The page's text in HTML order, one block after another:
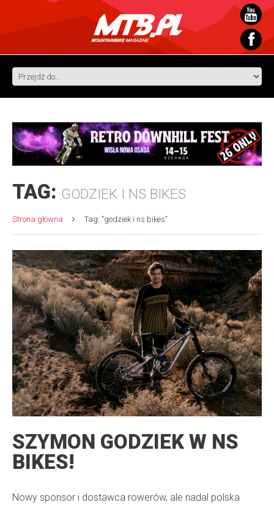
TAG: GODZIEK I NS BIKES
Strona główna Tag: "godziek i ns bikes"
SZYMON GODZIEK W NS
BIKES!
Nowy sponsor i dostawca rowerów, ale nadal polska